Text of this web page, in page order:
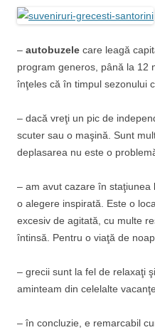
– autobuzele care leagă
program generos, până la 12
înţeles că în timpul sezonului
– dacă vreţi un pic de
scuter sau o maşină. Sunt
deplasarea nu este o
– am avut cazare în staţiunea
o alegere inspirată. Este o
excesiv de agitată, cu multe
întinsă. Pentru o viaţă de
– grecii sunt la fel de relaxaţi
aminteam din celelalte
– în concluzie, e remarcabil